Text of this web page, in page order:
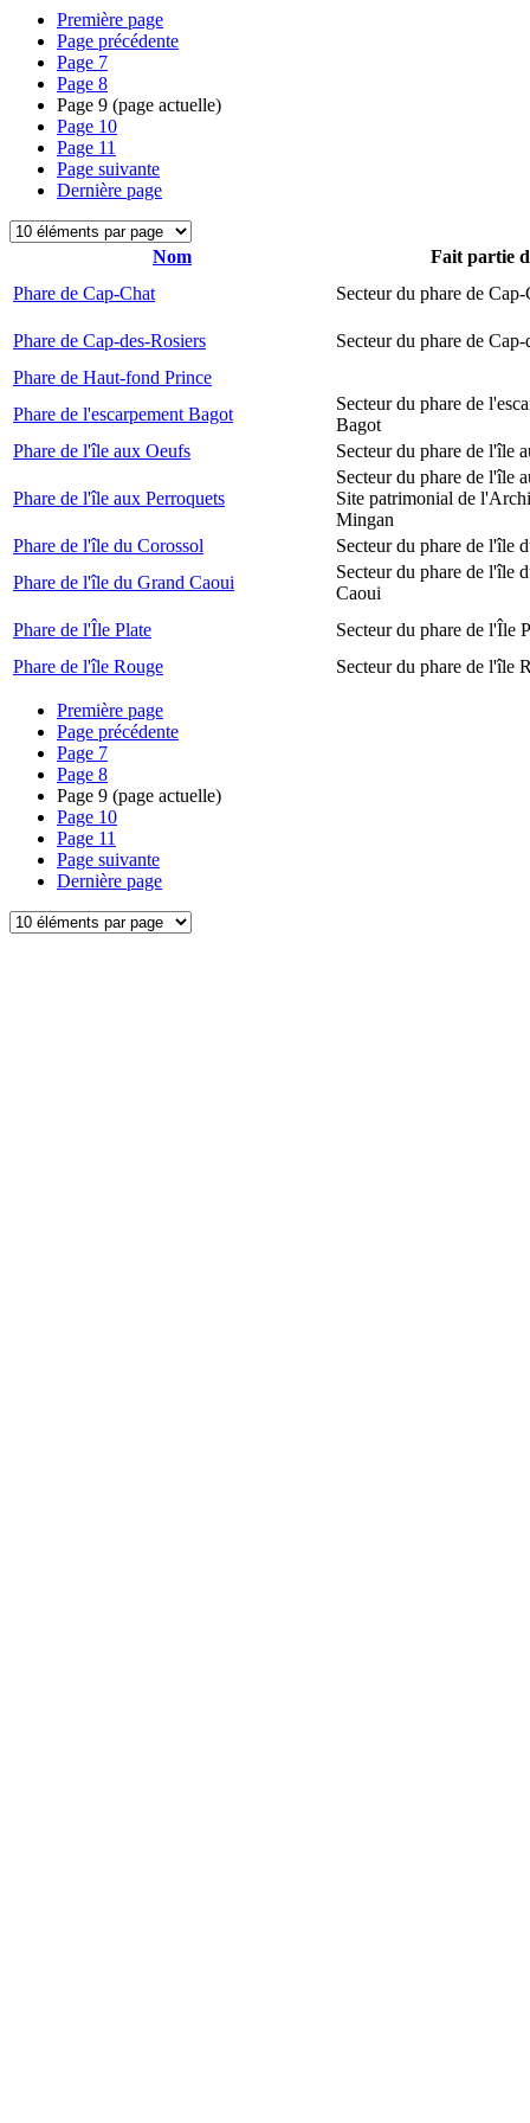
Première page
Page précédente
Page 7
Page 8
Page 9 (page actuelle)
Page 10
Page 11
Page suivante
Dernière page
Nom
Fait partie
Phare de Cap-Chat
Secteur du phare de Cap-
Phare de Cap-des-Rosiers
Secteur du phare de Cap-
Phare de Haut-fond Prince
Phare de l'escarpement Bagot
Secteur du phare de
Bagot
Phare de l'île aux Oeufs
Secteur du phare de l'île
Phare de l'île aux Perroquets
Secteur du phare de l'île
Site patrimonial de
Mingan
Phare de l'île du Corossol
Secteur du phare de l'île
Phare de l'île du Grand Caoui
Secteur du phare de l'île
Caoui
Phare de l'Île Plate
Secteur du phare de l'Île
Phare de l'île Rouge
Secteur du phare de l'île
Première page
Page précédente
Page 7
Page 8
Page 9 (page actuelle)
Page 10
Page 11
Page suivante
Dernière page